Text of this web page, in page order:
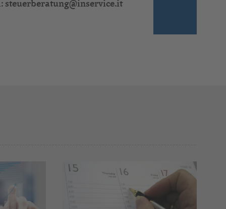
steuerberatung@inservice.it